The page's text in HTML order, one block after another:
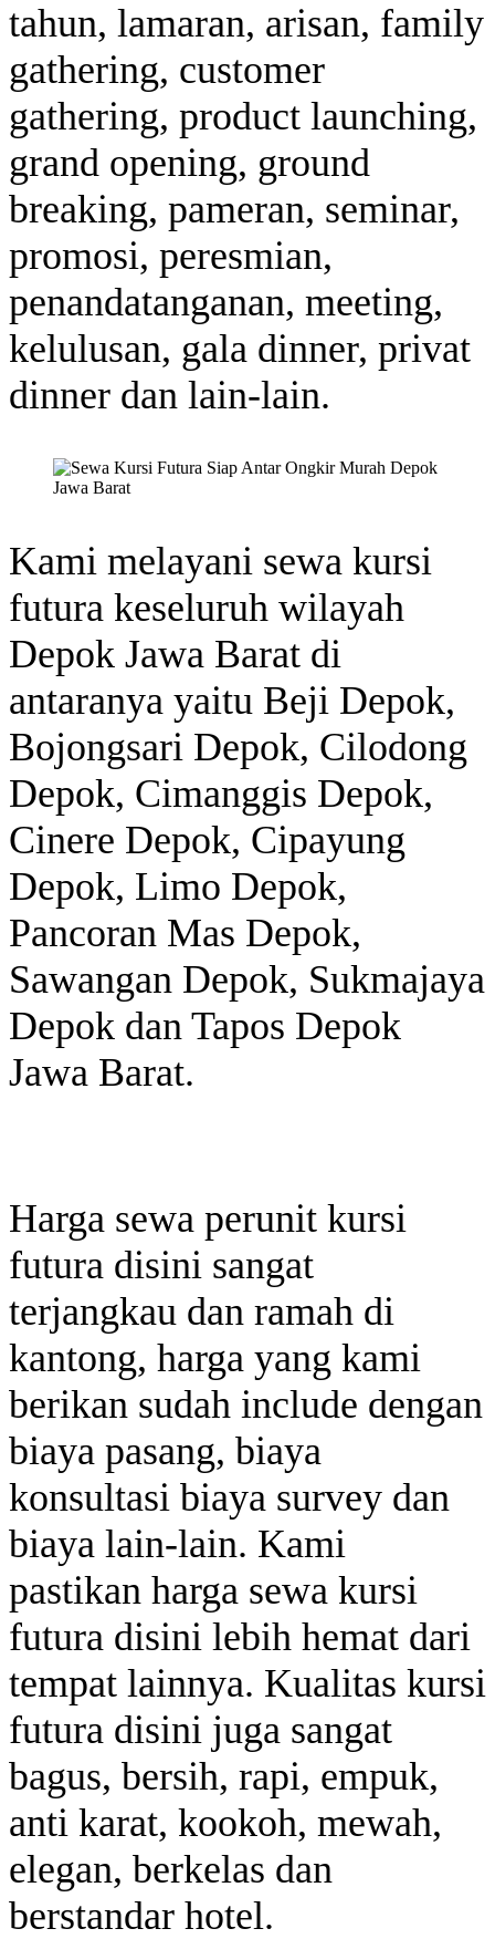
tahun, lamaran, arisan, family
gathering, customer
gathering, product launching,
grand opening, ground
breaking, pameran, seminar,
promosi, peresmian,
penandatanganan, meeting,
kelulusan, gala dinner, privat
dinner dan lain-lain.
Kami melayani sewa kursi
futura keseluruh wilayah
Depok Jawa Barat di
antaranya yaitu Beji Depok,
Bojongsari Depok, Cilodong
Depok, Cimanggis Depok,
Cinere Depok, Cipayung
Depok, Limo Depok,
Pancoran Mas Depok,
Sawangan Depok, Sukmajaya
Depok dan Tapos Depok
Jawa Barat.
Harga sewa perunit kursi
futura disini sangat
terjangkau dan ramah di
kantong, harga yang kami
berikan sudah include dengan
biaya pasang, biaya
konsultasi biaya survey dan
biaya lain-lain. Kami
pastikan harga sewa kursi
futura disini lebih hemat dari
tempat lainnya. Kualitas kursi
futura disini juga sangat
bagus, bersih, rapi, empuk,
anti karat, kookoh, mewah,
elegan, berkelas dan
berstandar hotel.